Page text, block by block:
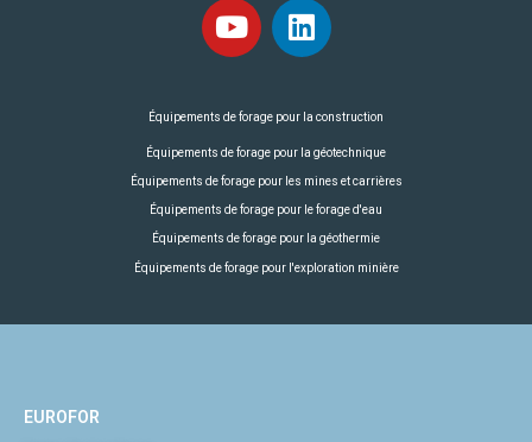
Équipements de forage pour la construction
Équipements de forage pour la géotechnique
Équipements de forage pour les mines et carrières
Équipements de forage pour le forage d'eau
Équipements de forage pour la géothermie
Équipements de forage pour l'exploration minière
EUROFOR